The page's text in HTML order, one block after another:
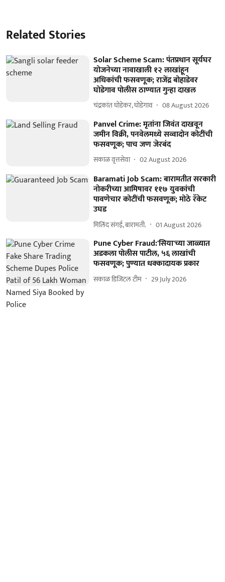
Related Stories
Solar Scheme Scam: पंतप्रधान सूर्यघर
योजनेच्या नावाखाली १२ लाखांहून
अधिकांची फसवणूक; राजेंद्र बोहाडेवर
घोडेगाव पोलीस ठाण्यात गुन्हा दाखल
चंद्रकांत घोडेकर, घोडेगाव 08 August 2026
Panvel Crime: मृतांना जिवंत दाखवून
जमीन विक्री, पनवेलमध्ये सव्वादोन कोटींची
फसवणूक; पाच जण जेरबंद
सकाळ वृत्तसेवा 02 August 2026
Baramati Job Scam: बारामतीत सरकारी
नोकरीच्या आमिषावर ११७ युवकांची
पावणेचार कोटींची फसवणूक; मोठे रॅकेट
उघड
मिलिंद संगई, बारामती. 01 August 2026
Pune Cyber Fraud:'सिया'च्या जाळ्यात
अडकला पोलीस पाटील, ५६ लाखांची
फसवणूक; पुण्यात धक्कादायक प्रकार
सकाळ डिजिटल टीम 29 July 2026